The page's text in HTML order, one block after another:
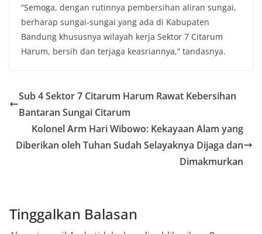
“Semoga, dengan rutinnya pembersihan aliran sungai,
berharap sungai-sungai yang ada di Kabupaten
Bandung khususnya wilayah kerja Sektor 7 Citarum
Harum, bersih dan terjaga keasriannya,” tandasnya.
Sub 4 Sektor 7 Citarum Harum Rawat Kebersihan
Bantaran Sungai Citarum
Kolonel Arm Hari Wibowo: Kekayaan Alam yang
Diberikan oleh Tuhan Sudah Selayaknya Dijaga dan
Dimakmurkan
Tinggalkan Balasan